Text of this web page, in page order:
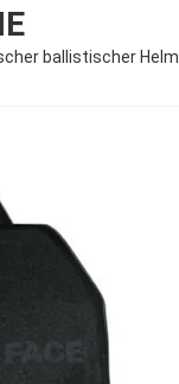
ballistischer Helm